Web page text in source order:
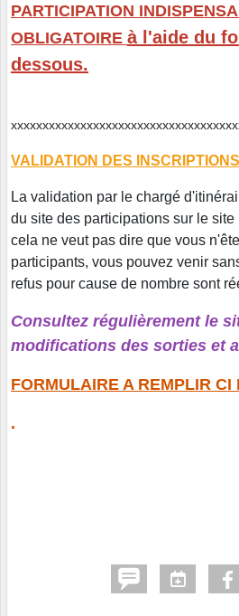
PARTICIPATION
OBLIGATOIRE à l'aide du
dessous.
VALIDATION DES
La validation par le chargé
du site des participations sur le
cela ne veut pas dire que vous
participants, vous pouvez venir
refus pour cause de nombre sont
Consultez régulièrement le
modifications des sorties et
FORMULAIRE A REMPLIR CI
.